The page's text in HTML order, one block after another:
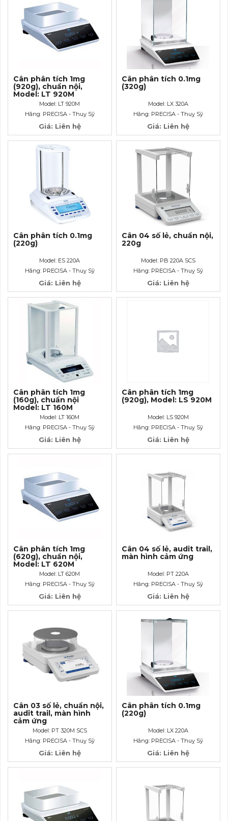
Cân phân tích 1mg
(920g), chuẩn nội,
Model: LT 920M
Model: LT 920M
Hãng: PRECISA - Thuỵ Sỹ
Giá: Liên hệ
Cân phân tích 0.1mg
(320g)
Model: LX 320A
Hãng: PRECISA - Thuỵ Sỹ
Giá: Liên hệ
Cân phân tích 0.1mg
(220g)
Model: ES 220A
Hãng: PRECISA - Thuỵ Sỹ
Giá: Liên hệ
Cân 04 số lẻ, chuẩn nội,
220g
Model: PB 220A SCS
Hãng: PRECISA - Thuỵ Sỹ
Giá: Liên hệ
Cân phân tích 1mg
(160g), chuẩn nội
Model: LT 160M
Model: LT 160M
Hãng: PRECISA - Thuỵ Sỹ
Giá: Liên hệ
Cân phân tích 1mg
(920g), Model: LS 920M
Model: LS 920M
Hãng: PRECISA - Thuỵ Sỹ
Giá: Liên hệ
Cân phân tích 1mg
(620g), chuẩn nội,
Model: LT 620M
Model: LT 620M
Hãng: PRECISA - Thuỵ Sỹ
Giá: Liên hệ
Cân 04 số lẻ, audit trail,
màn hình cảm ứng
Model: PT 220A
Hãng: PRECISA - Thuỵ Sỹ
Giá: Liên hệ
Cân 03 số lẻ, chuẩn nội,
audit trail, màn hình
cảm ứng
Model: PT 320M SCS
Hãng: PRECISA - Thuỵ Sỹ
Giá: Liên hệ
Cân phân tích 0.1mg
(220g)
Model: LX 220A
Hãng: PRECISA - Thuỵ Sỹ
Giá: Liên hệ